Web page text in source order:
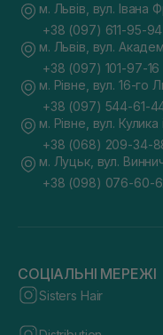
м. Львів, вул. Івана
+38 (097) 611-95-94
м. Львів, вул.
+38 (097) 101-97-16
м. Рівне, вул. 16-го
+38 (097) 544-61-
м. Рівне, вул.
+38 (068) 209-34-
м. Луцьк, вул.
+38 (098) 076-60-
СОЦІАЛЬНІ МЕРЕЖІ
Sisters Hair